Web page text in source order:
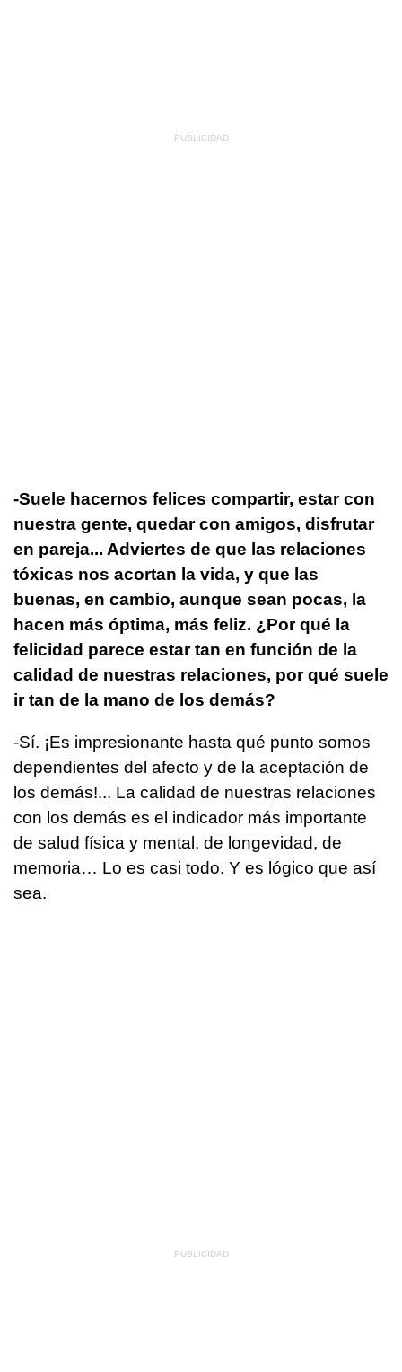
-Suele hacernos felices compartir, estar con
nuestra gente, quedar con amigos, disfrutar
en pareja... Adviertes de que las relaciones
tóxicas nos acortan la vida, y que las
buenas, en cambio, aunque sean pocas, la
hacen más óptima, más feliz. ¿Por qué la
felicidad parece estar tan en función de la
calidad de nuestras relaciones, por qué suele
ir tan de la mano de los demás?
-Sí. ¡Es impresionante hasta qué punto somos
dependientes del afecto y de la aceptación de
los demás!... La calidad de nuestras relaciones
con los demás es el indicador más importante
de salud física y mental, de longevidad, de
memoria… Lo es casi todo. Y es lógico que así
sea.